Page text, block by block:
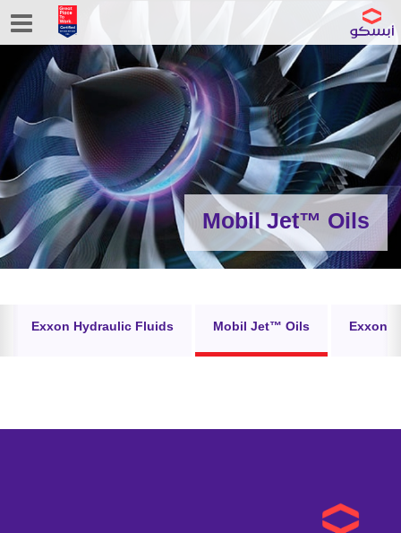
Mobil Jet™ Oils
Mobil Jet™ Oils
Exxon Hydraulic Fluids